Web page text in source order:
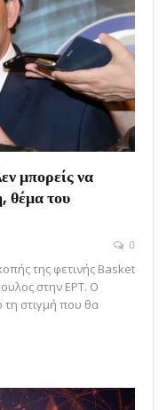
μπορείς να
θέμα του
0
της φετινής Basket
στην ΕΡΤ. Ο
στιγμή που θα